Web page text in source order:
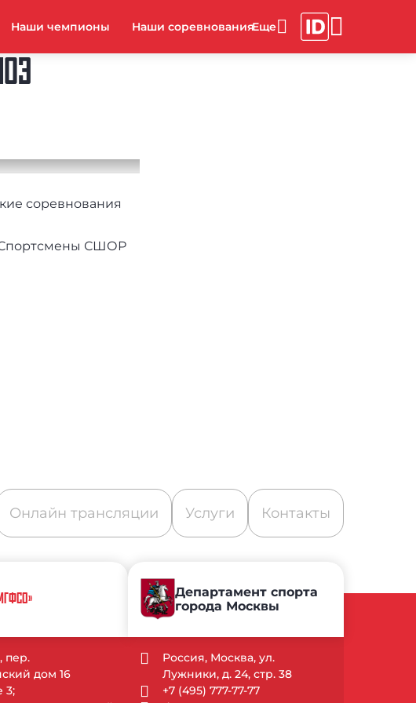
Наши чемпионы Наши соревнования
соревнования
Спортсмены СШОР
Онлайн трансляции Услуги Контакты
пер.
дом 16
3;
Департамент спорта
города Москвы
Россия, Москва, ул.
Лужники, д. 24, стр. 38
+7 (495) 777-77-77